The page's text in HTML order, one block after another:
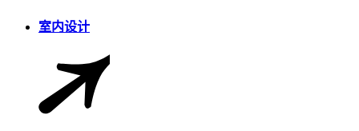
室内设计